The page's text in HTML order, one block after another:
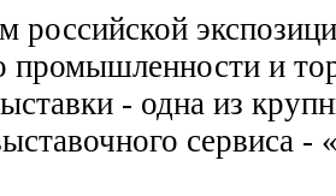
российской
промышленности и
- одна из